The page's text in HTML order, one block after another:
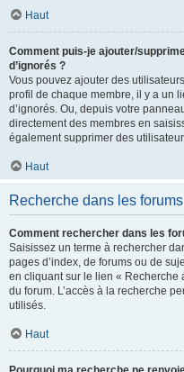
Haut
Comment puis-je ajouter/
d’ignorés ?
Vous pouvez ajouter des
profil de chaque membre, il y a un
d’ignorés. Ou, depuis votre
directement des membres en
également supprimer des
Haut
Recherche dans les forums
Comment rechercher dans les
Saisissez un terme à rechercher
pages d’index, de forums ou de
en cliquant sur le lien «
du forum. L’accès à la recherche
utilisés.
Haut